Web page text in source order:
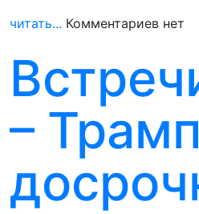
читать... Комментариев нет
–